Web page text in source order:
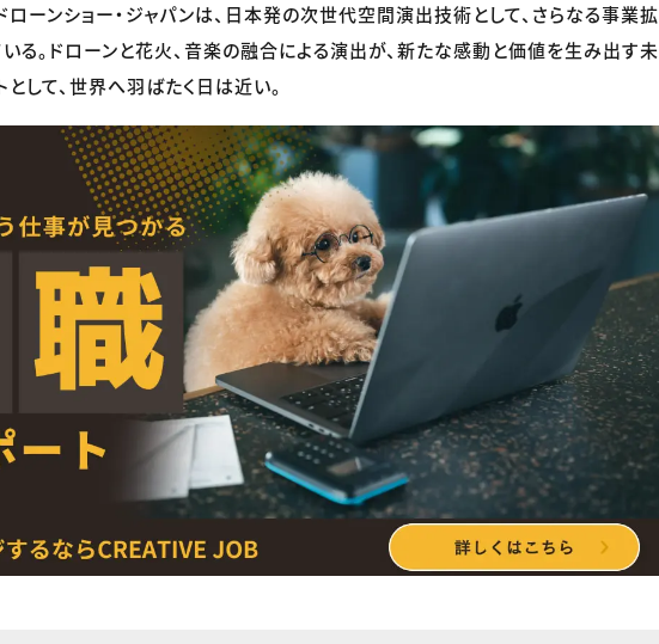
ローンショー・ジャパンは、日本発の次世代空間演出技術として、さらなる事業拡
る。ドローンと花火、音楽の融合による演出が、新たな感動と価値を生み出す未
して、世界へ羽ばたく日は近い。